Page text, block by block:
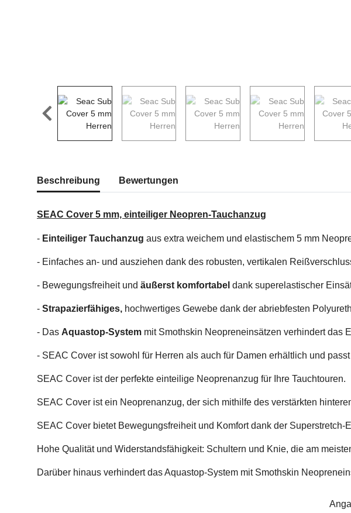
Beschreibung Bewertungen
SEAC Cover 5 mm, einteiliger Neopren-Tauchanzug
- Einteiliger Tauchanzug aus extra weichem und elastischem 5 mm
- Einfaches an- und ausziehen dank des robusten, vertikalen
- Bewegungsfreiheit und äußerst komfortabel dank superelastischer
- Strapazierfähiges, hochwertiges Gewebe dank der abriebfesten
- Das Aquastop-System mit Smothskin Neopreneinsätzen verhindert das
- SEAC Cover ist sowohl für Herren als auch für Damen erhältlich und
SEAC Cover ist der perfekte einteilige Neoprenanzug für Ihre Tauchtouren.
SEAC Cover ist ein Neoprenanzug, der sich mithilfe des verstärkten
SEAC Cover bietet Bewegungsfreiheit und Komfort dank der
Hohe Qualität und Widerstandsfähigkeit: Schultern und Knie, die am
Darüber hinaus verhindert das Aquastop-System mit Smothskin